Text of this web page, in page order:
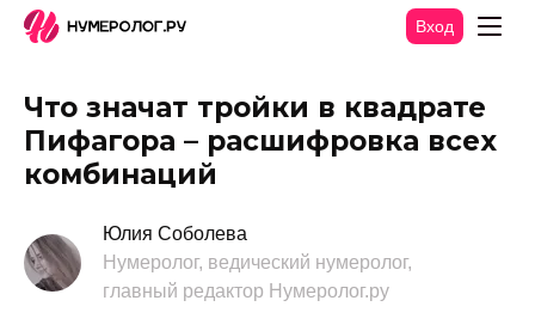
Вход
Что значат тройки в квадрате
Пифагора – расшифровка всех
комбинаций
Юлия Соболева
Нумеролог, ведический нумеролог,
главный редактор Нумеролог.ру